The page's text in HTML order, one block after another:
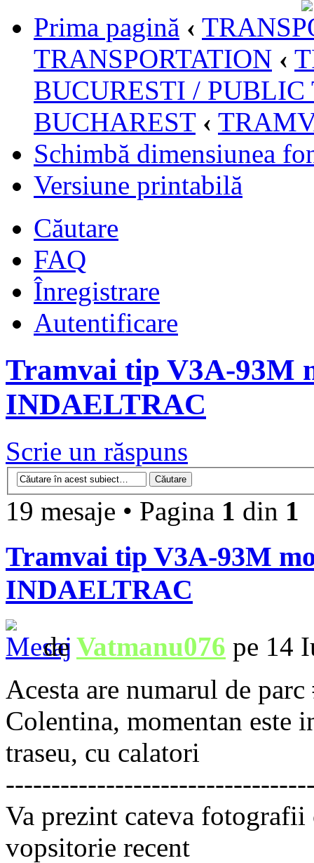
Prima pagină ‹
TRANSPORTATION ‹
BUCURESTI /
BUCHAREST ‹
Schimbă dimensiunea
Versiune printabilă
Căutare
FAQ
Înregistrare
Autentificare
Tramvai tip V3A-93M
INDAELTRAC
Scrie un răspuns
19 mesaje • Pagina 1 din 1
Tramvai tip V3A-93M
INDAELTRAC
de Vatmanu076 pe 14
Acesta are numarul de
Colentina, momentan este
traseu, cu calatori
Va prezint cateva fotografii
vopsitorie recent